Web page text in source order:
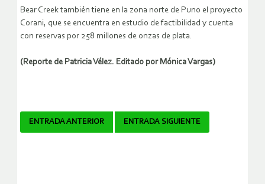
Bear Creek también tiene en la zona norte de Puno el proyecto
Corani, que se encuentra en estudio de factibilidad y cuenta
con reservas por 258 millones de onzas de plata.
(Reporte de Patricia Vélez. Editado por Mónica Vargas)
Navegador
ENTRADA ANTERIOR ENTRADA SIGUIENTE